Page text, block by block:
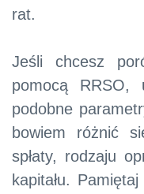
rat.
Jeśli chcesz
pomocą
podobne
bowiem różnić
spłaty, rodzaju
kapitału.